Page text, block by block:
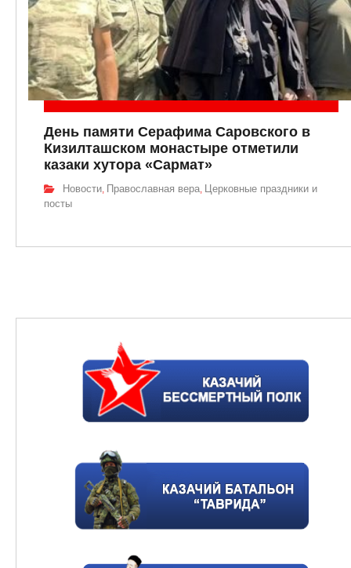
День памяти Серафима Саровского в
Кизилташском монастыре отметили
казаки хутора «Сармат»
Новости, Православная вера, Церковные праздники и
посты